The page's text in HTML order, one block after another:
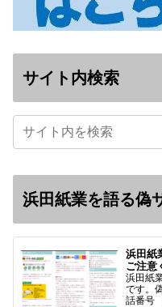
サイト内検索
浜田紙業を語る偽
浜田紙
ご注意
浜田紙
です。
話番号